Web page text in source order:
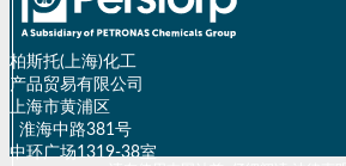
柏斯托(上海)化工
产品贸易有限公司
上海市黄浦区
淮海中路381号
中环广场1319-38室